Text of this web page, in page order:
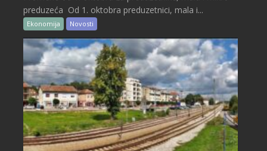
preduzeća Od 1. oktobra preduzetnici, mala i...
Ekonomija Novosti